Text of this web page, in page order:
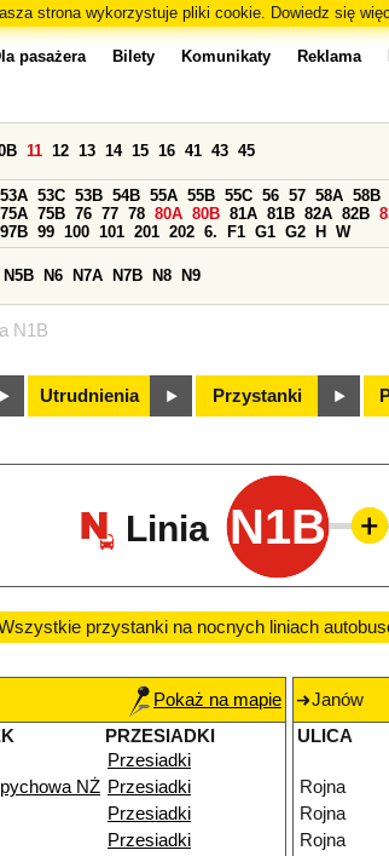
strona wykorzystuje pliki cookie. Dowiedz się
N1B
pasażera Bilety Komunikaty Reklama
11 12 13 14 15 16 41 43 45
53A 53C 53B 54B 55A 55B 55C 56 57 58A 58B
75A 75B 76 77 78 80A 80B 81A 81B 82A 82B
97B 99 100 101 201 202 6. F1 G1 G2 H W
N5B N6 N7A N7B N8 N9
Utrudnienia Przystanki
Linia N1B
przystanki na nocnych liniach
Pokaż na mapie
PRZESIADKI
Przesiadki
NŻ Przesiadki
Przesiadki
Przesiadki
Janów
ULICA
Rojna
Rojna
Rojna